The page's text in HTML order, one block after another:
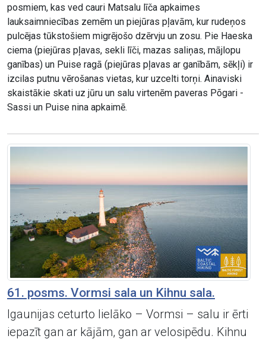
posmiem, kas ved cauri Matsalu līča apkaimes
lauksaimniecības zemēm un piejūras pļavām, kur rudeņos
pulcējas tūkstošiem migrējošo dzērvju un zosu. Pie Haeska
ciema (piejūras pļavas, sekli līči, mazas saliņas, mājlopu
ganības) un Puise ragā (piejūras pļavas ar ganībām, sēkļi) ir
izcilas putnu vērošanas vietas, kur uzcelti torņi. Ainaviski
skaistākie skati uz jūru un salu virtenēm paveras Põgari -
Sassi un Puise nina apkaimē.
61. posms. Vormsi sala un Kihnu sala.
Igaunijas ceturto lielāko – Vormsi – salu ir ērti
iepazīt gan ar kājām, gan ar velosipēdu. Kihnu